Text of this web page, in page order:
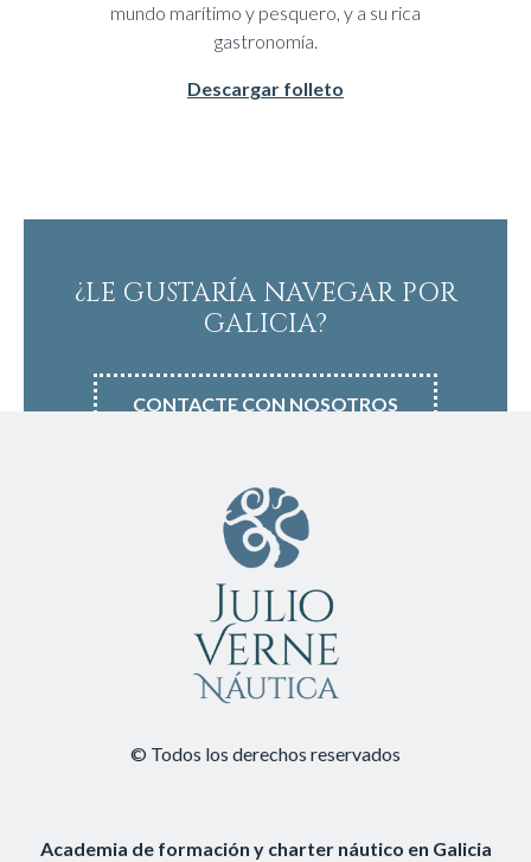
mundo marítimo y pesquero, y a su rica
gastronomía.
Descargar folleto
¿LE GUSTARÍA NAVEGAR POR
GALICIA?
CONTACTE CON NOSOTROS
© Todos los derechos reservados
Academia de formación y charter náutico en Galicia